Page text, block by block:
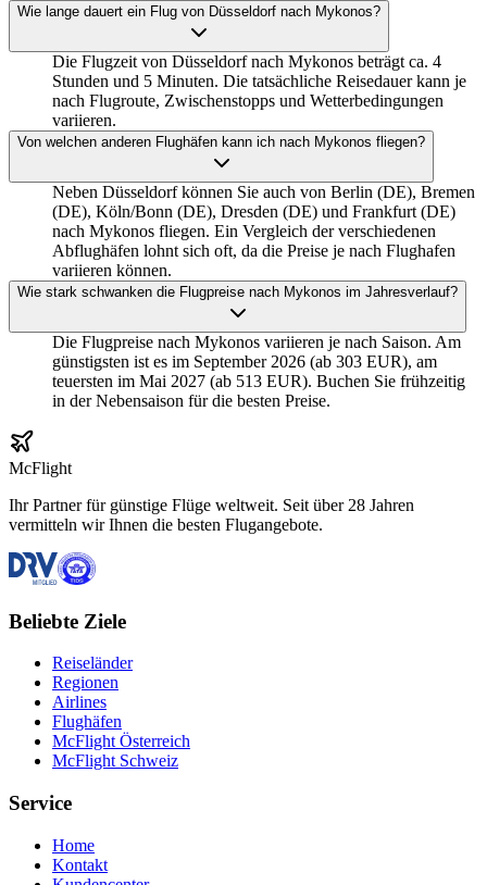
Wie lange dauert ein Flug von Düsseldorf nach Mykonos?
Die Flugzeit von Düsseldorf nach Mykonos beträgt ca. 4
Stunden und 5 Minuten. Die tatsächliche Reisedauer kann je
nach Flugroute, Zwischenstopps und Wetterbedingungen
variieren.
Von welchen anderen Flughäfen kann ich nach Mykonos fliegen?
Neben Düsseldorf können Sie auch von Berlin (DE), Bremen
(DE), Köln/Bonn (DE), Dresden (DE) und Frankfurt (DE)
nach Mykonos fliegen. Ein Vergleich der verschiedenen
Abflughäfen lohnt sich oft, da die Preise je nach Flughafen
variieren können.
Wie stark schwanken die Flugpreise nach Mykonos im Jahresverlauf?
Die Flugpreise nach Mykonos variieren je nach Saison. Am
günstigsten ist es im September 2026 (ab 303 EUR), am
teuersten im Mai 2027 (ab 513 EUR). Buchen Sie frühzeitig
in der Nebensaison für die besten Preise.
McFlight
Ihr Partner für günstige Flüge weltweit. Seit über 28 Jahren
vermitteln wir Ihnen die besten Flugangebote.
Beliebte Ziele
Reiseländer
Regionen
Airlines
Flughäfen
McFlight Österreich
McFlight Schweiz
Service
Home
Kontakt